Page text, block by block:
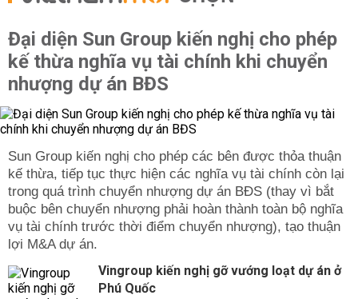
Đại diện Sun Group kiến nghị cho phép
kế thừa nghĩa vụ tài chính khi chuyển
nhượng dự án BĐS
Sun Group kiến nghị cho phép các bên được thỏa thuận
kế thừa, tiếp tục thực hiện các nghĩa vụ tài chính còn lại
trong quá trình chuyển nhượng dự án BĐS (thay vì bắt
buộc bên chuyển nhượng phải hoàn thành toàn bộ nghĩa
vụ tài chính trước thời điểm chuyển nhượng), tạo thuận
lợi M&A dự án.
Vingroup kiến nghị gỡ vướng loạt dự án ở
Phú Quốc